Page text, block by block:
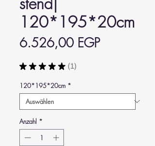
120*195*20cm
6.526,00 EGPPreis
★ ★ ★ ★ ★ 1
1
120*195*20cm *
Anzahl *